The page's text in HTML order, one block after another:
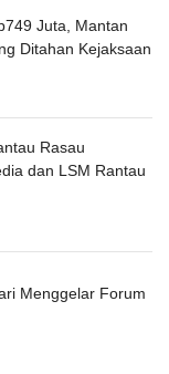
Juta, Mantan
Ditahan Kejaksaan
Rasau
dan LSM Rantau
Menggelar Forum